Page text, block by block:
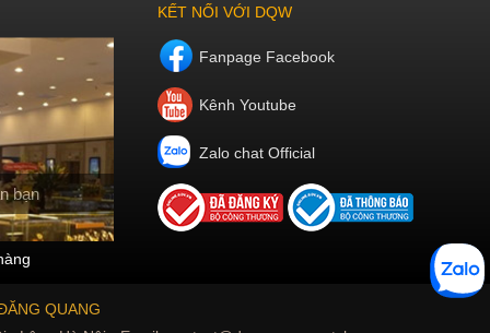
bạn
KẾT NỐI VỚI DQW
Fanpage Facebook
Kênh Youtube
Zalo chat Official
QUANG